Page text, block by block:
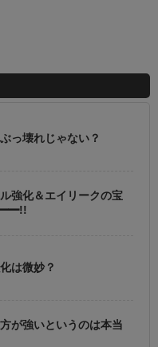
っ壊れじゃない？
強化＆エイリークの宝
は微妙？
が強いというのは本当